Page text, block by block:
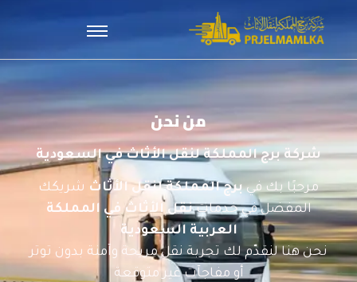
من نحن
شركة برج المملكة لنقل الأثاث في السعودية
مرحبًا بك فيبرج المملكة لنقل الأثاث شريكك
المفضل في خدماتنقل الأثاث في المملكة
العربية السعودية
نحن هنا لنقدّم لك تجربة نقل مريحة وآمنة بدون توتر
أو مفاجآت غير متوقعة